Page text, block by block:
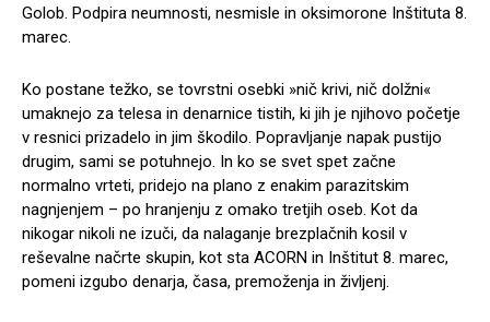
Golob. Podpira neumnosti, nesmisle in oksimorone Inštituta 8.
marec.
Ko postane težko, se tovrstni osebki »nič krivi, nič dolžni«
umaknejo za telesa in denarnice tistih, ki jih je njihovo početje
v resnici prizadelo in jim škodilo. Popravljanje napak pustijo
drugim, sami se potuhnejo. In ko se svet spet začne
normalno vrteti, pridejo na plano z enakim parazitskim
nagnjenjem – po hranjenju z omako tretjih oseb. Kot da
nikogar nikoli ne izuči, da nalaganje brezplačnih kosil v
reševalne načrte skupin, kot sta ACORN in Inštitut 8. marec,
pomeni izgubo denarja, časa, premoženja in življenj.